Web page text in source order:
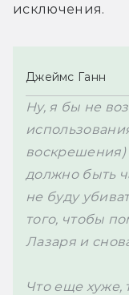
исключения.
Джеймс Ганн
Ну, я бы не
воскрешения)
должно быть
не буду
того, чтобы
Лазаря и
Что еще хуже,